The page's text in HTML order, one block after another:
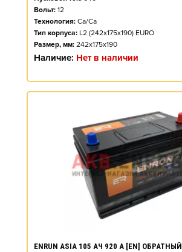
Вольт: 12
Технология: Ca/Ca
Тип корпуса: L2 (242x175x190) EURO
Размер, мм: 242x175x190
Наличие: Нет в наличии
ENRUN ASIA 105 АЧ 920 А [EN] ОБРАТНЫЙ